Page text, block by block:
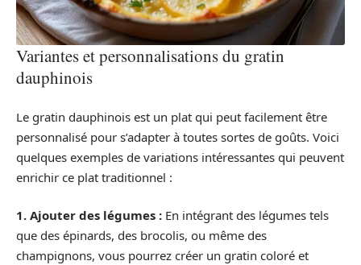
Variantes et personnalisations du gratin
dauphinois
Le gratin dauphinois est un plat qui peut facilement être
personnalisé pour s’adapter à toutes sortes de goûts. Voici
quelques exemples de variations intéressantes qui peuvent
enrichir ce plat traditionnel :
1. Ajouter des légumes : En intégrant des légumes tels
que des épinards, des brocolis, ou même des
champignons, vous pourrez créer un gratin coloré et